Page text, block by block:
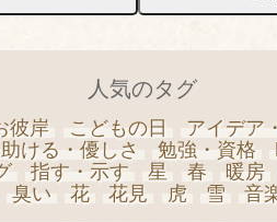
人気のタグ
彼岸 こどもの日 アイデア
助ける・優しさ 勉強・資格
指す・示す 星 春 暖房
臭い 花 花見 虎 雪 音